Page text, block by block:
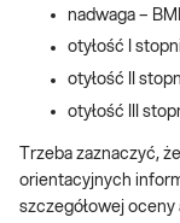
nadwaga –
otyłość I
otyłość II
otyłość III
Trzeba zaznaczyć,
orientacyjnych
szczegółowej